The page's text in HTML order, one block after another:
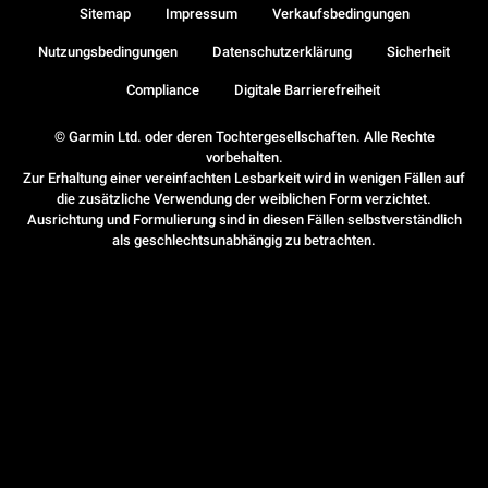
© Garmin Ltd. oder deren Tochtergesellschaften. Alle Rechte
vorbehalten.
Zur Erhaltung einer vereinfachten Lesbarkeit wird in wenigen Fällen auf
die zusätzliche Verwendung der weiblichen Form verzichtet.
Ausrichtung und Formulierung sind in diesen Fällen selbstverständlich
als geschlechtsunabhängig zu betrachten.
Sitemap Impressum Verkaufsbedingungen
Nutzungsbedingungen Datenschutzerklärung Sicherheit
Compliance Digitale Barrierefreiheit